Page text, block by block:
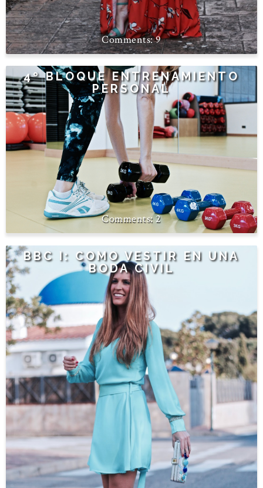
9
4º BLOQUE ENTRENAMIENTO
PERSONAL
2
BBC I: COMO VESTIR EN UNA
BODA CIVIL